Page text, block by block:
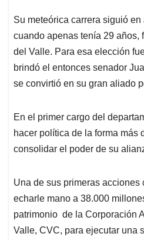
Su meteórica carrera siguió
cuando apenas tenía 29 años,
del Valle. Para esa elección
brindó el entonces senador
se convirtió en su gran aliado
En el primer cargo del
hacer política de la forma más
consolidar el poder de su
Una de sus primeras acciones
echarle mano a 38.000
patrimonio de la Corporación
Valle, CVC, para ejecutar una